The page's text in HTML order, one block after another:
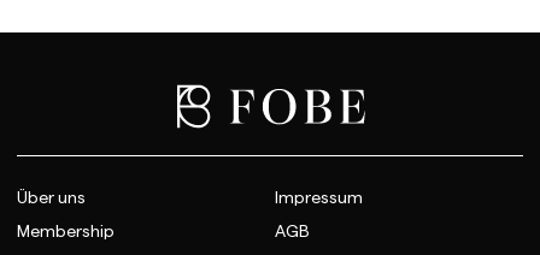
Über uns
Membership
Impressum
AGB